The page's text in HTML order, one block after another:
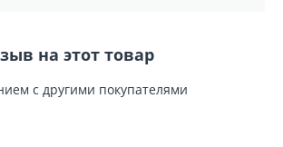
на этот товар
с другими покупателями